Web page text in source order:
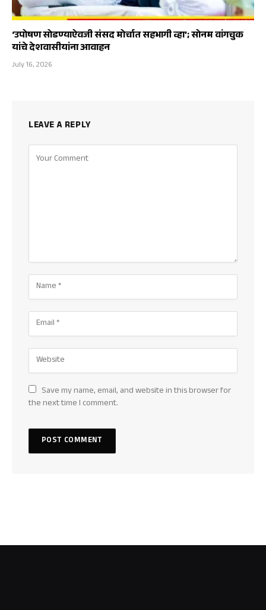
‘उपोषण सोडण्याऐवजी संसद मोर्चात सहभागी व्हा’; सोनम वांगचुक
यांचे देशवासीयांना आवाहन
July 16, 2026
LEAVE A REPLY
Save my name, email, and website in this browser for
the next time I comment.